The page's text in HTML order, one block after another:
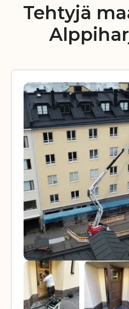
Tehtyjä